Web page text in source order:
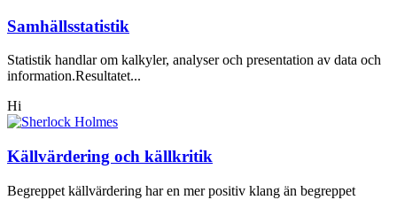
Samhällsstatistik
Statistik handlar om kalkyler, analyser och presentation av data och
information.Resultatet...
Hi
Källvärdering och källkritik
Begreppet källvärdering har en mer positiv klang än begreppet